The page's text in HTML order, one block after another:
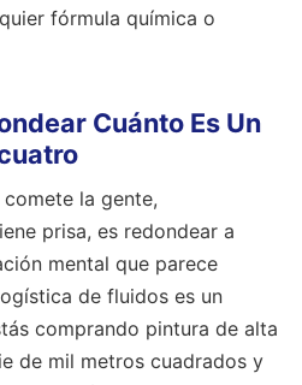
fórmula química o
Cuánto Es Un
la gente,
prisa, es redondear a
mental que parece
de fluidos es un
comprando pintura de alta
de mil metros cuadrados y